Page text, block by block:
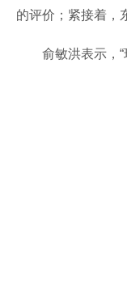
的评价；紧接着，
俞敏洪表示，